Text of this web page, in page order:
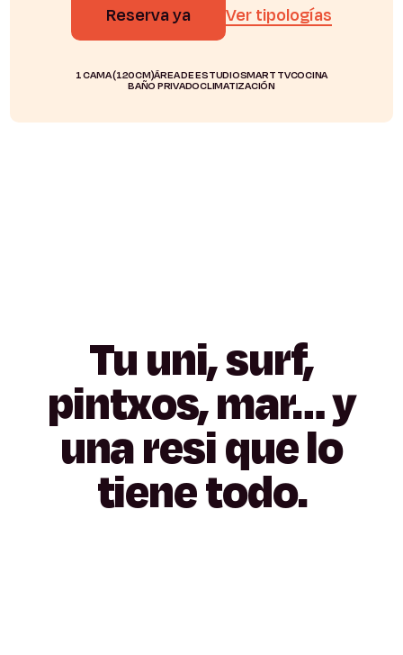
Reserva ya Ver tipologías
1 CAMA (120CM)ÁREA DE ESTUDIOSMART TVCOCINA
BAÑO PRIVADOCLIMATIZACIÓN
Tuuni,surf,
pintxos,mar…y
unaresiquelo
tienetodo.